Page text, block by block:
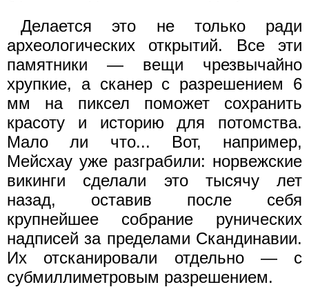
Делается это не только ради
археологических открытий. Все эти
памятники — вещи чрезвычайно
хрупкие, а сканер с разрешением 6
мм на пиксел поможет сохранить
красоту и историю для потомства.
Мало ли что... Вот, например,
Мейсхау уже разграбили: норвежские
викинги сделали это тысячу лет
назад, оставив после себя
крупнейшее собрание рунических
надписей за пределами Скандинавии.
Их отсканировали отдельно — с
субмиллиметровым разрешением.